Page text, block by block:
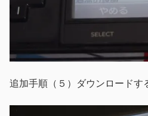
追加手順（５）ダウンロードす